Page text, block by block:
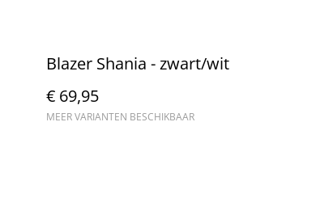
Blazer Shania - zwart/wit
€ 69,95
MEER VARIANTEN BESCHIKBAAR